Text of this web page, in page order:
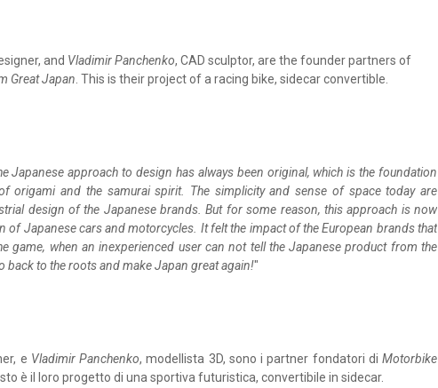
and Vladimir Panchenko, CAD sculptor, are the founder partners of
Great Japan . This is their project of a racing bike, sidecar convertible.
Japanese approach to design has always been original, which is the foundation
origami and the samurai spirit. The simplicity and sense of space today are
design of the Japanese brands. But for some reason, this approach is now
of Japanese cars and motorcycles. It felt the impact of the European brands that
game, when an inexperienced user can not tell the Japanese product from the
back to the roots and make Japan great again!"
e Vladimir Panchenko, modellista 3D, sono i partner fondatori diMotorbike
è il loro progetto di una sportiva futuristica, convertibile in sidecar.